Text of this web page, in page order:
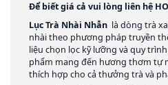
Để biết giá cả vui lòng liên hệ
Lục Trà Nhài Nhẫn là dòng trà
nhài theo phương pháp truyền
liệu chọn lọc kỹ lưỡng và quy
phẩm mang đến hương thơm tự
thích hợp cho cả thưởng trà và